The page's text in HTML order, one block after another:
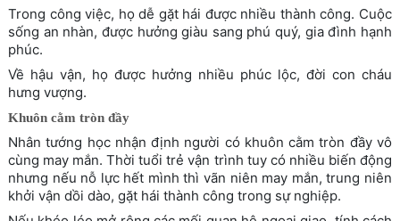
Trong công việc, họ dễ gặt hái được nhiều thành công. Cuộc
sống an nhàn, được hưởng giàu sang phú quý, gia đình hạnh
phúc.
Về hậu vận, họ được hưởng nhiều phúc lộc, đời con cháu
hưng vượng.
Khuôn cằm tròn đầy
Nhân tướng học nhận định người có khuôn cằm tròn đầy vô
cùng may mắn. Thời tuổi trẻ vận trình tuy có nhiều biến động
nhưng nếu nỗ lực hết mình thì vãn niên may mắn, trung niên
khởi vận dồi dào, gặt hái thành công trong sự nghiệp.